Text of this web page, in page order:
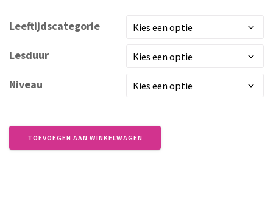
Leeftijdscategorie
Lesduur
Niveau
aantalTOEVOEGEN AAN WINKELWAGEN